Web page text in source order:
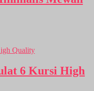
6 Kursi High